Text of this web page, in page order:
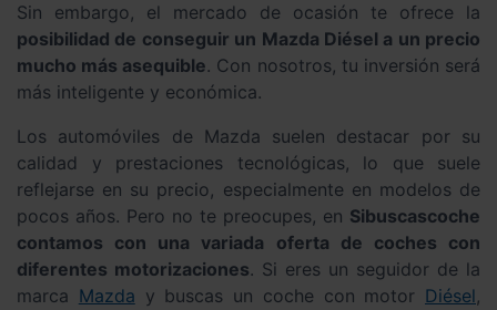
Sin embargo, el mercado de ocasión te ofrece la
posibilidad de conseguir un Mazda Diésel a un precio
mucho más asequible. Con nosotros, tu inversión será
más inteligente y económica.
Los automóviles de Mazda suelen destacar por su
calidad y prestaciones tecnológicas, lo que suele
reflejarse en su precio, especialmente en modelos de
pocos años. Pero no te preocupes, en Sibuscascoche
contamos con una variada oferta de coches con
diferentes motorizaciones. Si eres un seguidor de la
marca Mazda y buscas un coche con motor Diésel,